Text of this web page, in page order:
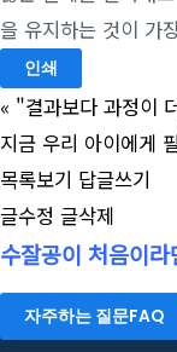
을 유지하는 것이 가
인쇄
« "결과보다 과정이
지금 우리 아이에게
목록보기 답글쓰기
글수정 글삭제
수잘공이 처음이
자주하는 질문FAQ